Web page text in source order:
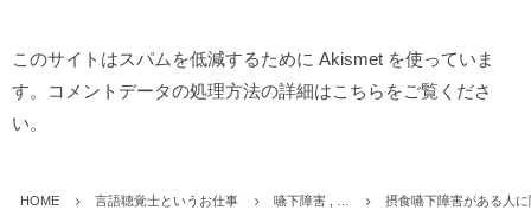
このサイトはスパムを低減するために Akismet を使っていま
す。
コメントデータの処理方法の詳細はこちらをご覧くださ
い。
HOME 言語聴覚士というお仕事 嚥下障害 , … 摂食嚥下障害がある人